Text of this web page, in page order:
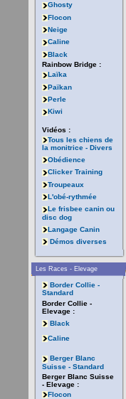
Ghosty
Flocon
Neige
Caline
Black
Rainbow Bridge :
Laïka
Païkan
Perle
Kiwi
Vidéos :
Tous les chiens de
la monitrice - Divers
Obédience
Clicker Training
Troupeaux
L'obé-rythmée
Le frisbee canin ou
disc dog
Langage Canin
Démos diverses
Les Races - Elevage
Border Collie -
Standard
Border Collie -
Elevage :
Black
Caline
Berger Blanc
Suisse - Standard
Berger Blanc Suisse
- Elevage :
Flocon